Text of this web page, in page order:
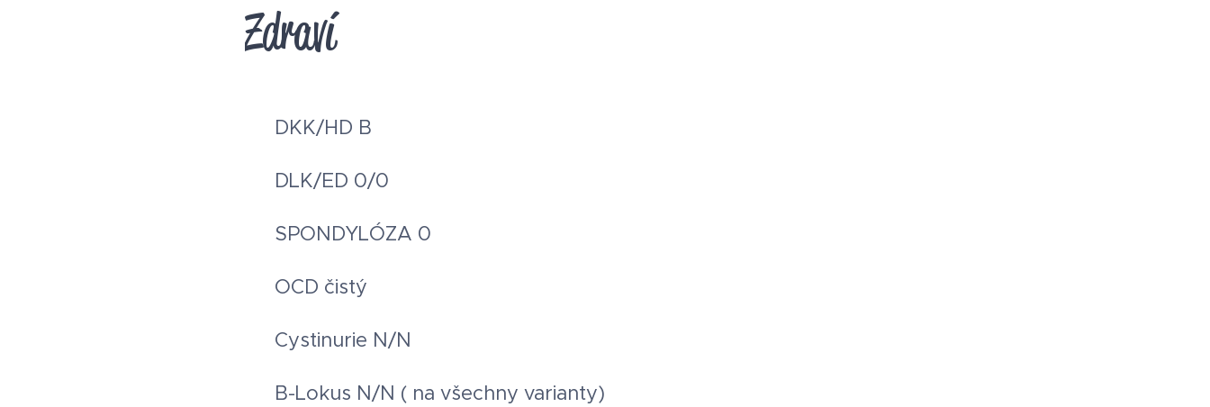
Zdraví
▪︎ DKK/HD B
▪︎ DLK/ED 0/0
▪︎ SPONDYLÓZA 0
▪︎ OCD čistý
▪︎ Cystinurie N/N
▪︎ B-Lokus N/N ( na všechny varianty)